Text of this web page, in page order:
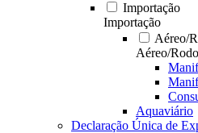
Importação
Importação
Aéreo/
Aéreo/
Aquaviário
Declaração Única de